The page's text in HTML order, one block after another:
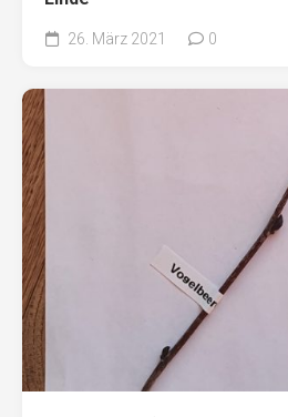
26. März 2021 0